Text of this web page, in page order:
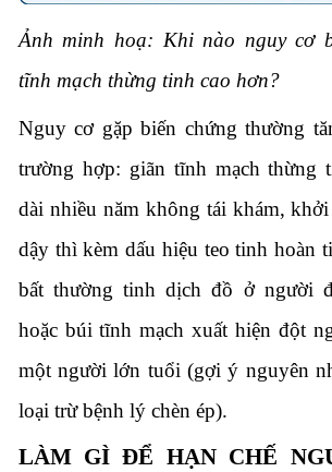
Ảnh minh hoạ: Khi nào nguy cơ
tĩnh mạch thừng tinh cao hơn?
Nguy cơ gặp biến chứng thường
trường hợp: giãn tĩnh mạch thừng
dài nhiều năm không tái khám,
dậy thì kèm dấu hiệu teo tinh hoàn
bất thường tinh dịch đồ ở người
hoặc búi tĩnh mạch xuất hiện đột
một người lớn tuổi (gợi ý nguyên
loại trừ bệnh lý chèn ép).
LÀM GÌ ĐỂ HẠN CHẾ